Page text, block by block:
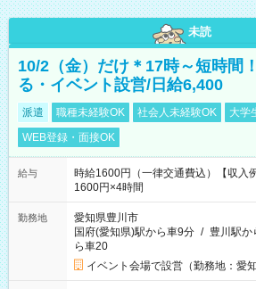
未読
10/2（金）だけ＊17時～短時間
る・イベント設営/日給6,400
派遣 職種未経験OK 社会人未経験OK 大学
WEB登録・面接OK
給与
時給1600円（一律交通費込）【収
1600円×4時間
勤務地
愛知県豊川市
国府(愛知県)駅から車9分 / 豊川駅か
ら車20
イベント会場で設営（勤務地：愛